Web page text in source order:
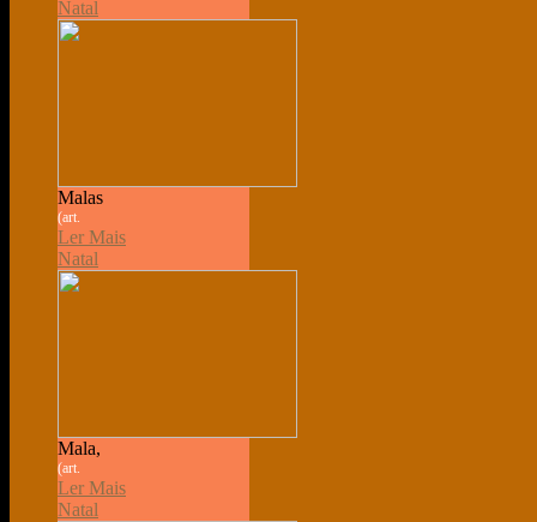
Natal
Malas
(art.
Ler Mais
Natal
Mala,
(art.
Ler Mais
Natal